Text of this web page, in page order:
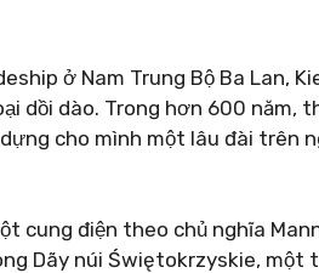
ở Nam Trung Bộ Ba Lan,
dồi dào. Trong hơn 600 năm,
cho mình một lâu đài trên
cung điện theo chủ nghĩa
Dãy núi Świętokrzyskie, một